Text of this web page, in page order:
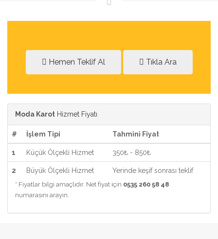
Hemen Teklif Al Tıkla Ara
Moda Karot Hizmet Fiyatı
# İşlem Tipi Tahmini Fiyat
1 Küçük Ölçekli Hizmet 350₺ - 850₺
2 Büyük Ölçekli Hizmet Yerinde keşif sonrası teklif
* Fiyatlar bilgi amaçlıdır. Net fiyat için 0535 260 58 48
numarasını arayın.